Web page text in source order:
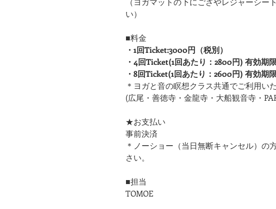
い）
■料金
・1回Ticket:3000円（税別）
・4回Ticket(1回あたり：2800円) 有効期
・8回Ticket(1回あたり：2600円) 有効期
＊ヨガと音の瞑想クラス共通でご利用い
(広尾・善徳寺・金龍寺・大船観音寺・
★お支払い
事前決済
＊ノーショー（当日無断キャンセル）
さい。
■担当
TOMOE